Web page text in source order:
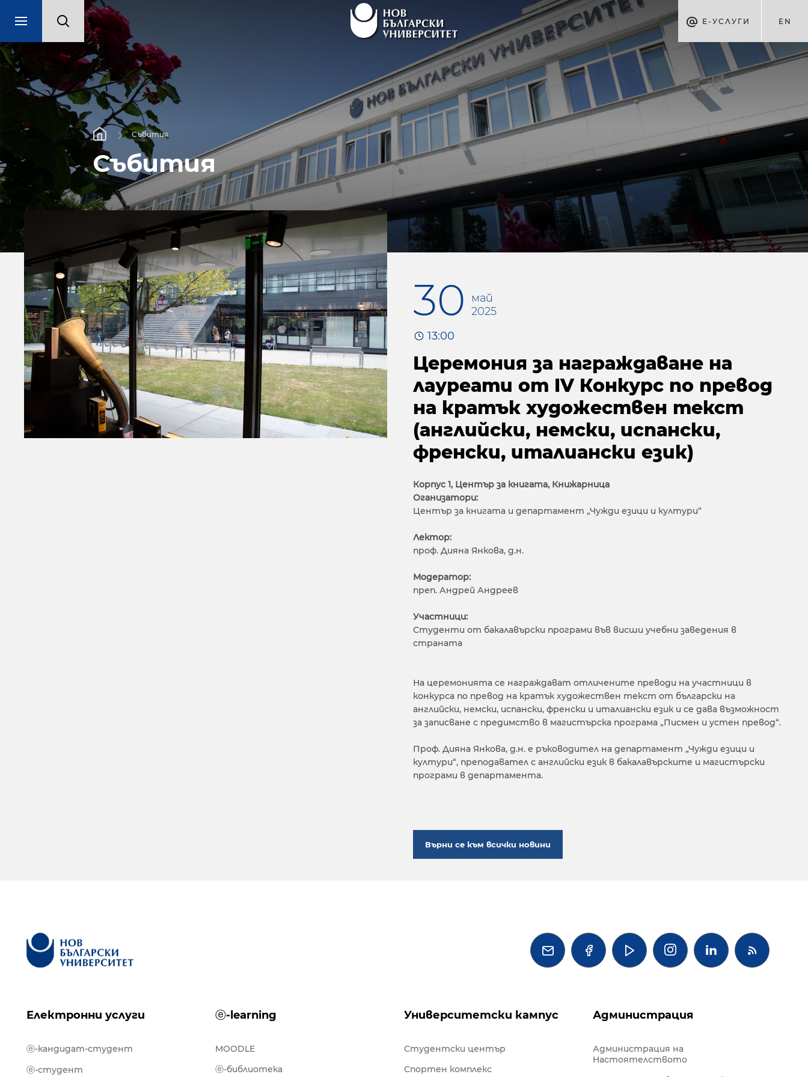
Е-УСЛУГИ EN
Събития
Събития
30
май
2025
13:00
Церемония за награждаване на
лауреати от IV Конкурс по превод
на кратък художествен текст
(английски, немски, испански,
френски, италиански език)
Корпус 1, Център за книгата, Книжарница
Оганизатори:
Център за книгата и департамент „Чужди езици и култури“
Лектор:
проф. Дияна Янкова, д.н.
Модератор:
преп. Андрей Андреев
Участници:
Студенти от бакалавърски програми във висши учебни заведения в
страната
На церемонията се награждават отличените преводи на участници в
конкурса по превод на кратък художествен текст от български на
английски, немски, испански, френски и италиански език и се дава възможност
за записване с предимство в магистърска програма „Писмен и устен превод“.
Проф. Дияна Янкова, д.н. е ръководител на департамент „Чужди езици и
култури“, преподавател с английски език в бакалавърските и магистърски
програми в департамента.
Върни се към всички новини
   
Електронни услуги ⓔ-learning Университетски кампус Администрация
ⓔ-кандидат-студент
ⓔ-студент
MOODLE
ⓔ-библиотека
Студентски център
Спортен комплекс
Администрация на
Настоятелството